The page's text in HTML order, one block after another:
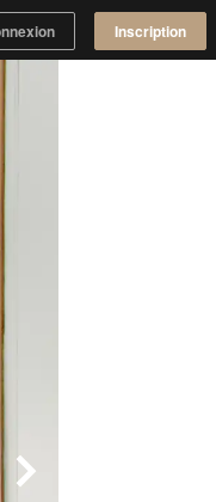
Inscription